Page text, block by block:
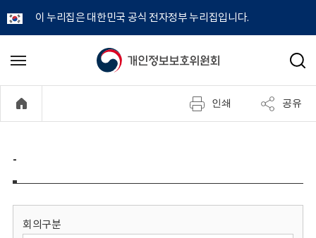
이 누리집은 대한민국 공식 전자정부 누리집입니다.
개
정
보
메
기
검
인쇄 공유
-
회의구분